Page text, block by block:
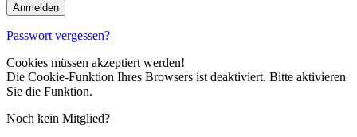
Passwort vergessen?
Cookies müssen akzeptiert werden!
Die Cookie-Funktion Ihres Browsers ist deaktiviert. Bitte aktivieren
Sie die Funktion.
Noch kein Mitglied?